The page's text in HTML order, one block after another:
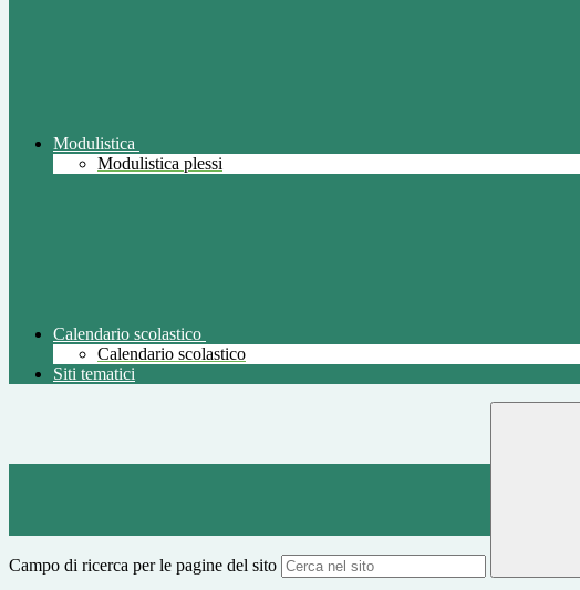
Modulistica
Modulistica plessi
Calendario scolastico
Calendario scolastico
Siti tematici
Campo di ricerca per le pagine del sito